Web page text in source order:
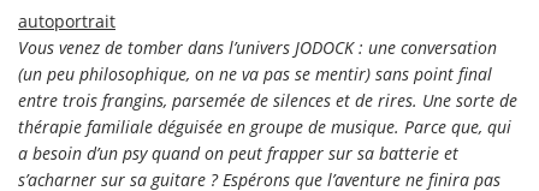
autoportrait
Vous venez de tomber dans l’univers JODOCK : une conversation
(un peu philosophique, on ne va pas se mentir) sans point final
entre trois frangins, parsemée de silences et de rires. Une sorte de
thérapie familiale déguisée en groupe de musique. Parce que, qui
a besoin d’un psy quand on peut frapper sur sa batterie et
s’acharner sur sa guitare ? Espérons que l’aventure ne finira pas